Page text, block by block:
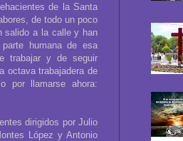
de la Santa
de todo un poco
salido a la calle y han
humana de esa
trabajar y de seguir
octava trabajadera de
por llamarse ahora:
dirigidos por Julio
López y Antonio